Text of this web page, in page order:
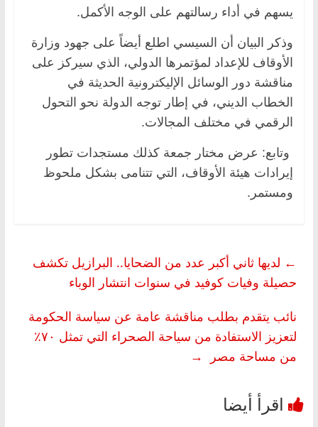
يسهم في أداء رسالتهم على الوجه الأكمل.
وذكر البيان أن السيسي اطلع أيضاً على جهود وزارة
الأوقاف للإعداد لمؤتمرها الدولي، الذي سيركز على
مناقشة دور الوسائل الإليكترونية الحديثة في
الخطاب الديني، في إطار توجه الدولة نحو التحول
الرقمي في مختلف المجالات.
وتابع: عرض مختار جمعة كذلك مستجدات تطور
إيرادات هيئة الأوقاف، التي تتنامى بشكل ملحوظ
ومستمر.
← لديها ثاني أكبر عدد من الضحايا.. البرازيل تكشف
حصيلة وفيات كوفيد في سنوات انتشار الوباء
نائب يتقدم بطلب مناقشة عامة عن سياسة الحكومة
لتعزيز الاستفادة من سياحة الصحراء التي تمثل ٧٠٪
من مساحة مصر
→